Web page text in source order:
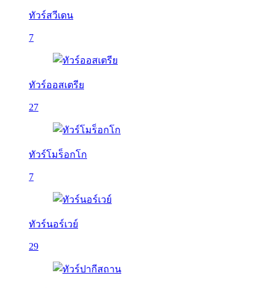
ทัวร์สวีเดน
7
ทัวร์ออสเตรีย
27
ทัวร์โมร็อกโก
7
ทัวร์นอร์เวย์
29